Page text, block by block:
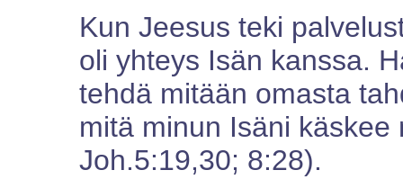
Kun Jeesus teki
oli yhteys Isän kanssa.
tehdä mitään omasta
mitä minun Isäni
Joh.5:19,30; 8:28).